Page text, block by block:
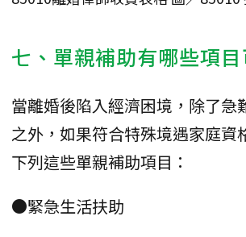
七、單親補助有哪些項目
當離婚後陷入經濟困境，除了急
之外，如果符合特殊境遇家庭資
下列這些單親補助項目：
●緊急生活扶助